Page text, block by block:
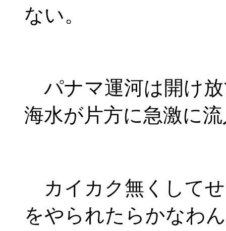
ない。
パナマ運河は開け
海水が片方に急激に
カイカク無くして
をやられたらかなわ